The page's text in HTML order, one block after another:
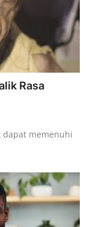
Rasa
dapat memenuhi